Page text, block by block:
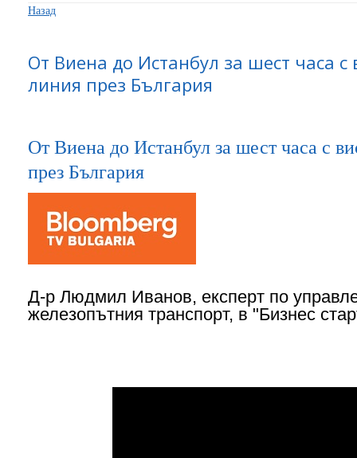
Назад
От Виена до Истанбул за шест часа с
линия през България
От Виена до Истанбул за шест часа с
през България
Д-р Людмил Иванов, експерт по
железопътния транспорт, в "Бизнес